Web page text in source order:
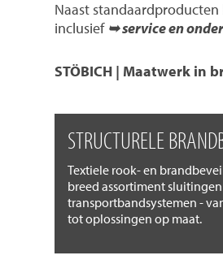
Naast
inclusief ➥ service en
STÖBICH | Maatwerk in
STRUCTURELE
Textiele rook- en
breed assortiment
transportbandsystemen -
tot oplossingen op maat.